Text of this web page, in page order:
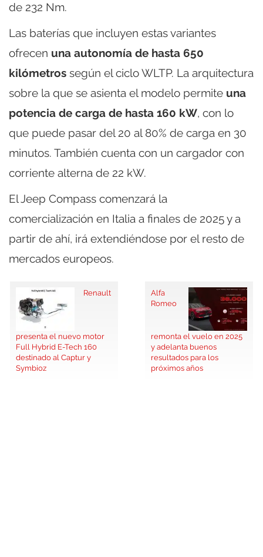
de 232 Nm.
Las baterías que incluyen estas variantes
ofrecen una autonomía de hasta 650
kilómetros según el ciclo WLTP. La arquitectura
sobre la que se asienta el modelo permite una
potencia de carga de hasta 160 kW, con lo
que puede pasar del 20 al 80% de carga en 30
minutos. También cuenta con un cargador con
corriente alterna de 22 kW.
El Jeep Compass comenzará la
comercialización en Italia a finales de 2025 y a
partir de ahí, irá extendiéndose por el resto de
mercados europeos.
Renault
presenta el nuevo motor
Full Hybrid E-Tech 160
destinado al Captur y
Symbioz
Alfa
Romeo
remonta el vuelo en 2025
y adelanta buenos
resultados para los
próximos años